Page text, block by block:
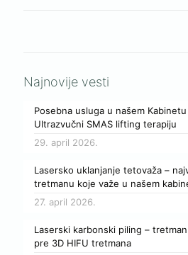
Najnovije vesti
Posebna usluga u našem
Ultrazvučni SMAS lifting terapiju
29. april 2026.
Lasersko uklanjanje tetovaža –
tretmanu koje važe u našem
27. april 2026.
Laserski karbonski piling –
pre 3D HIFU tretmana